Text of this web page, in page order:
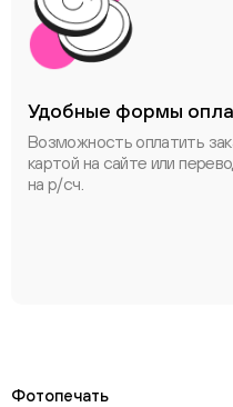
Удобные формы
Возможность оплатить
картой на сайте или
на р/сч.
Фотопечать